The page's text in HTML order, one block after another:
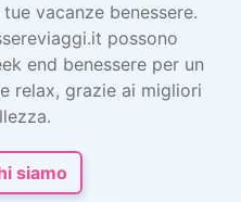
vacanze benessere.
possono
end benessere per un
relax, grazie ai migliori
siamo